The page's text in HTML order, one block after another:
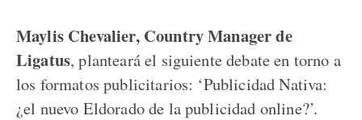
Maylis Chevalier, Country Manager de
Ligatus, planteará el siguiente debate en torno a
los formatos publicitarios: ‘Publicidad Nativa:
¿el nuevo Eldorado de la publicidad online?’.